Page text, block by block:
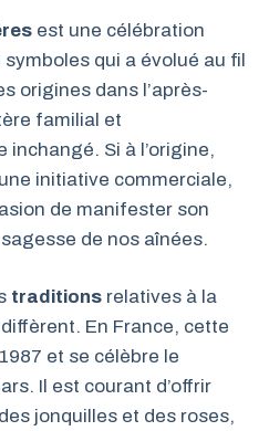
est une célébration
qui a évolué au fil
origines dans l’après-
familial et
Si à l’origine,
initiative commerciale,
de manifester son
de nos aînées.
traditions relatives à la
En France, cette
et se célèbre le
Il est courant d’offrir
jonquilles et des roses,